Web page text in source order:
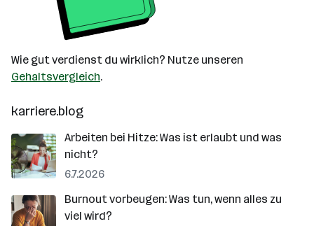
Wie gut verdienst du wirklich? Nutze unseren
Gehaltsvergleich.
karriere.blog
Arbeiten bei Hitze: Was ist erlaubt und was
nicht?
6.7.2026
Burnout vorbeugen: Was tun, wenn alles zu
viel wird?